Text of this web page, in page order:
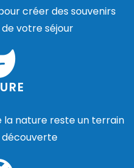
créer des souvenirs
votre séjour
nature reste un terrain
découverte